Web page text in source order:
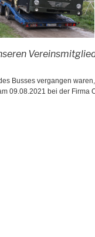
Busses vergangen
09.08.2021 bei der Firma